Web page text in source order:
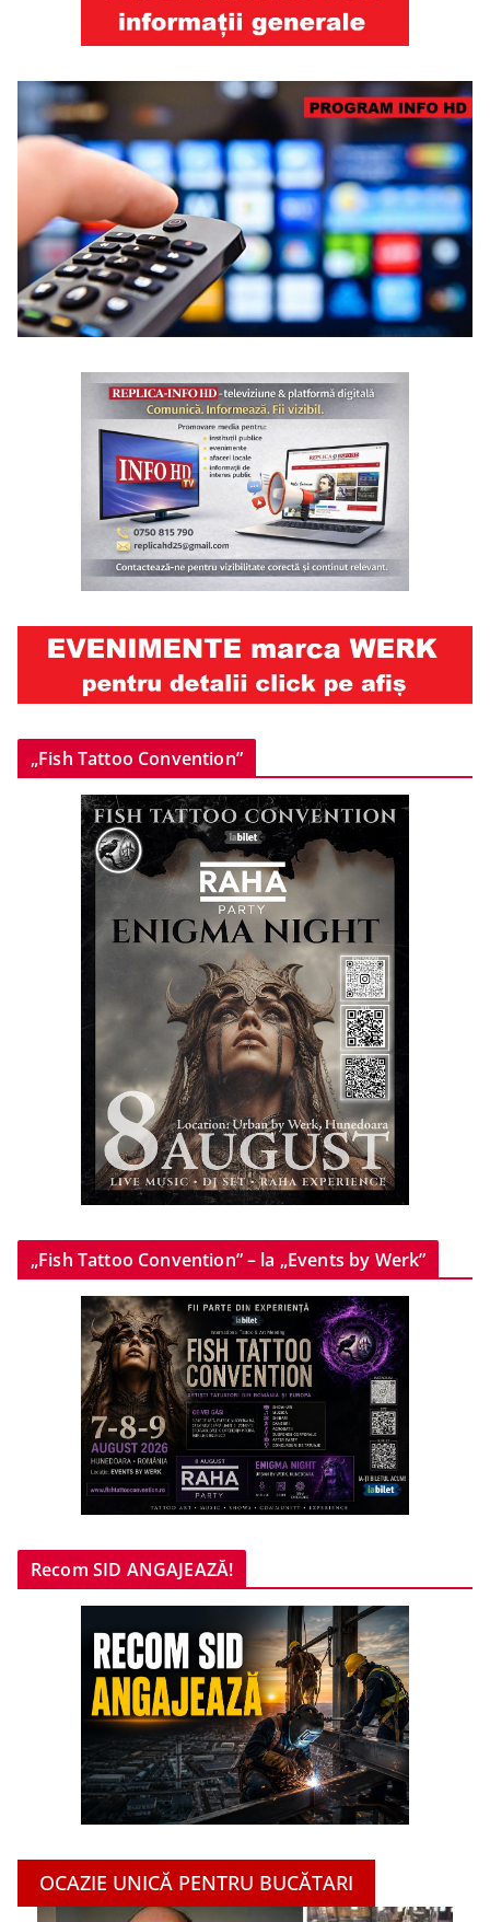
„Fish Tattoo Convention”
„Fish Tattoo Convention” – la „Events by Werk”
Recom SID ANGAJEAZĂ!
OCAZIE UNICĂ PENTRU BUCĂTARI